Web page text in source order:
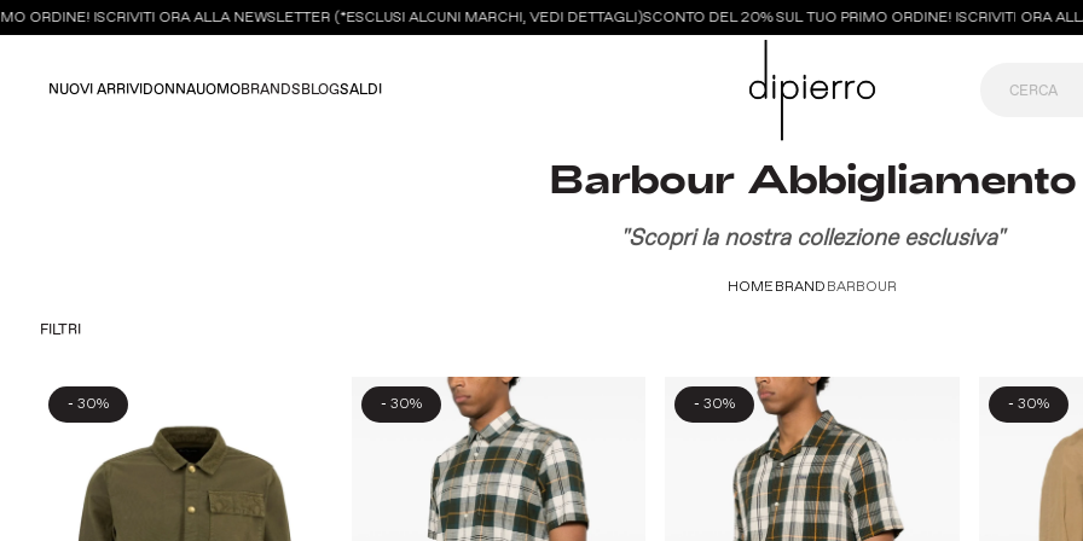
ORDINE! ISCRIVITI ORA ALLA NEWSLETTER (*ESCLUSI ALCUNI MARCHI, VEDI DETTAGLI) SCONTO DEL 20% SUL TUO PRIMO ORDINE! ISCRIVITI ORA
NUOVI ARRIVIDONNAUOMOBRANDSBLOGSALDI
Barbour Abbigliamento
"Scopri la nostra collezione esclusiva"
HOME BRAND BARBOUR
FILTRI
- 30% - 30% - 30% - 30%